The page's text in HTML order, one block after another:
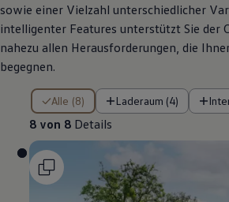
sowie einer Vielzahl unterschiedlicher
intelligenter Features unterstützt Sie der
nahezu allen Herausforderungen, die
begegnen.
Alle (8) Laderaum (4)
8 von 8 Details
8 von 8 Details